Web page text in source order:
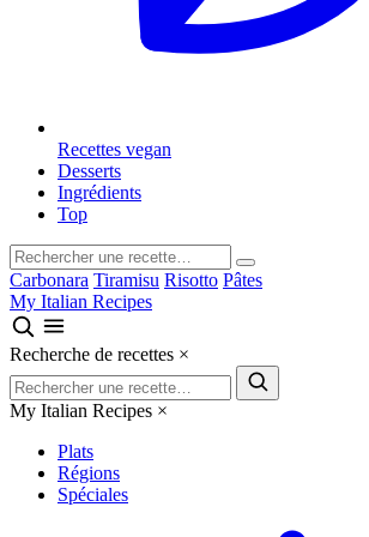
Recettes vegan
Desserts
Ingrédients
Top
Carbonara Tiramisu Risotto Pâtes
My Italian Recipes
Recherche de recettes ×
My Italian Recipes ×
Plats
Régions
Spéciales